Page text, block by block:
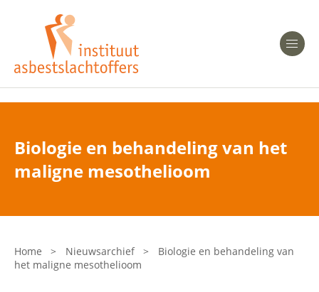
Heeft u Mesothelioom?
Heeft u Asbestose?
Bent u arts?
Asbest en Gezondheid
Laatste nieuws
Onze organisatie
Biologie en behandeling van het
maligne mesothelioom
Home > Nieuwsarchief >
Biologie en behandeling van
het maligne mesothelioom